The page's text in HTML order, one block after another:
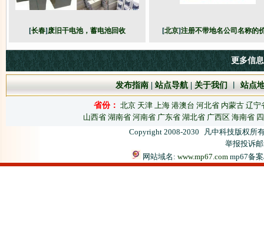
[长春] 废旧干电池，蓄电池回收 [北京]注册不带地名公司名称的
更多信
发布指南|站点导航| 关于我们 站点
省份： 北京 天津 上海 港澳台 河北省 内蒙古 辽宁
山西省 湖南省 河南省 广东省 湖北省 广西区 海南省
Copyright 2008-2030
凡中科技版权所
举报投诉
网站域名: www.mp67.com mp67备